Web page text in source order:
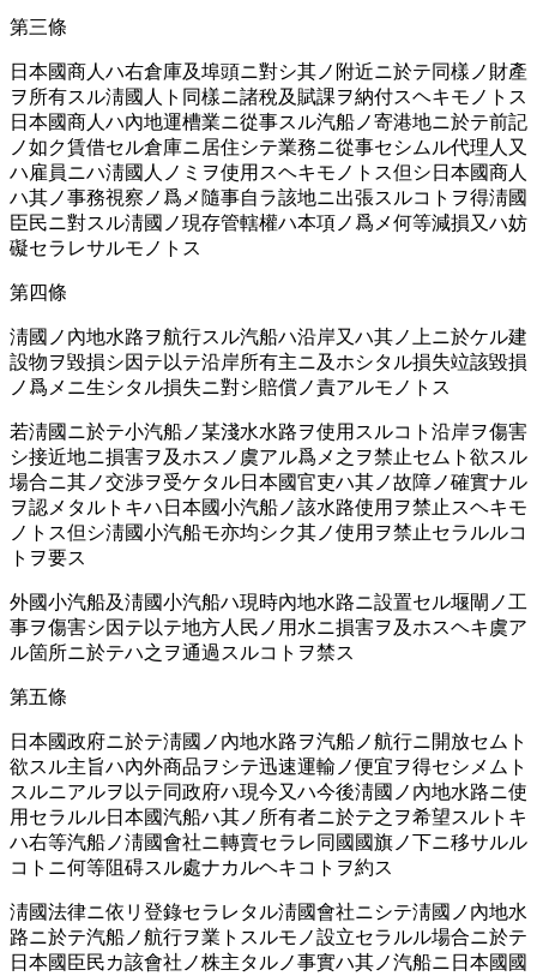
第三條
日本國商人ハ右倉庫及埠頭ニ對シ其ノ附近ニ於テ同樣ノ財產
ヲ所󠄁有スル淸國人ト同樣ニ諸稅及賦課ヲ納󠄁付スヘキモノトス
日本國商人ハ內地運槽業ニ從事スル汽船ノ寄港地ニ於テ前記
ノ如ク賃借セル倉庫ニ居住シテ業務ニ從事セシムル代理人又
ハ雇員ニハ淸國人ノミヲ使用スヘキモノトス但シ日本國商人
ハ其ノ事務視察ノ爲メ隨事自ラ該地ニ出張スルコトヲ得淸國
臣民ニ對スル淸國ノ現存管轄權ハ本項ノ爲メ何等減損又ハ妨
礙セラレサルモノトス
第四條
淸國ノ內地水路ヲ航行スル汽船ハ沿岸又ハ其ノ上ニ於ケル建
設物ヲ毀損シ因テ以テ沿岸所󠄁有主ニ及ホシタル損失竝該毀損
ノ爲メニ生シタル損失ニ對シ賠償ノ責アルモノトス
若淸國ニ於テ小汽船ノ某淺水水路ヲ使用スルコト沿岸ヲ傷害
シ接近地ニ損害ヲ及ホスノ虞󠄁アル爲メ之ヲ禁止セムト欲スル
場合ニ其ノ交渉ヲ受ケタル日本國官吏ハ其ノ故障ノ確實ナル
ヲ認󠄁メタルトキハ日本國小汽船ノ該水路使用ヲ禁止スヘキモ
ノトス但シ淸國小汽船モ亦均シク其ノ使用ヲ禁止セラルルコ
トヲ要󠄁ス
外國小汽船及淸國小汽船ハ現時內地水路ニ設置セル堰閘ノ工
事ヲ傷害シ因テ以テ地方人民ノ用水ニ損害ヲ及ホスヘキ虞󠄁ア
ル箇所󠄁ニ於テハ之ヲ通󠄁過スルコトヲ禁ス
第五條
日本國政府ニ於テ淸國ノ內地水路ヲ汽船ノ航行ニ開放セムト
欲スル主旨ハ內外商品ヲシテ迅速運輸ノ便宜ヲ得セシメムト
スルニアルヲ以テ同政府ハ現今又ハ今後淸國ノ內地水路ニ使
用セラルル日本國汽船ハ其ノ所󠄁有者ニ於テ之ヲ希望スルトキ
ハ右等汽船ノ淸國會社ニ轉賣セラレ同國國旗ノ下ニ移サルル
コトニ何等阻碍スル處ナカルヘキコトヲ約ス
淸國法律ニ依リ登錄セラレタル淸國會社ニシテ淸國ノ內地水
路ニ於テ汽船ノ航行ヲ業トスルモノ設立セラルル場合ニ於テ
日本國臣民カ該會社ノ株主タルノ事實ハ其ノ汽船ニ日本國國